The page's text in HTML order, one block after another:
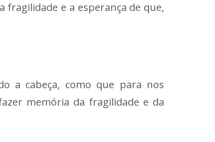
fragilidade e a esperança de que,
a cabeça, como que para nos
memória da fragilidade e da